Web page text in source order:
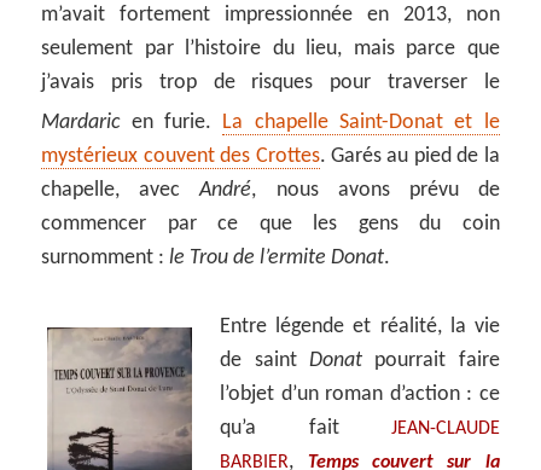
m’avait fortement impressionnée en 2013, non
seulement par l’histoire du lieu, mais parce que
j’avais pris trop de risques pour traverser le
Mardaricen furie. La chapelle Saint-Donat et le
mystérieux couvent des Crottes. Garés au pied de la
chapelle, avecAndré, nous avons prévu de
commencer par ce que les gens du coin
surnomment :le Trou de l’ermite Donat.
Entre légende et réalité, la vie
de saint Donat pourrait faire
l’objet d’un roman d’action : ce
qu’a fait
JEAN-CLAUDE
BARBIER,
Temps couvert sur la